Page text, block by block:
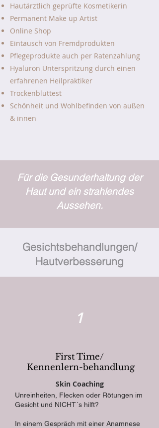
Hautärztlich geprüfte Kosmetikerin
Permanent Make up Artist
Online Shop
Eintausch von Fremdprodukten
Pflegeprodukte auch per Ratenzahlung
Hyaluron Unterspritzung durch einen
erfahrenen Heilpraktiker
Trockenbluttest
Schönheit und Wohlbefinden von außen
& innen
Für die Gesunderhaltung der
Haut und ein strahlendes
Aussehen.
Gesichtsbehandlungen/
Hautverbesserung
1
First Time/
Kennenlern-behandlung
Skin Coaching
Unreinheiten, Flecken oder Rötungen im
Gesicht und NICHT´s hilft?
In einem Gespräch mit einer Anamnese